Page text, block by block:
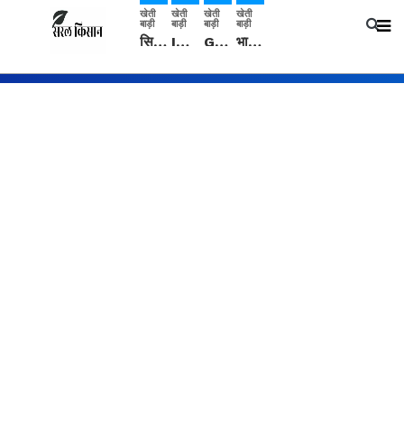
खेती
बाड़ी
सिरसा: कृषि विज्ञान केंद्र की बैठक में फसल बीमा विधि कारण व कृषि उद्यमिता बढ़ावा देने पर चर्चा
खेती
बाड़ी
IMD: राजस्थान में प्री-मानसून की सामान्य से 74% अधिक बारिश, दस्तक में देरी और मानसून कमजोर रहेगा
खेती
बाड़ी
Guar Ka Rate: ग्वार के भाव में हल्की बढ़ोतरी, बढ़ सकता है बुवाई का रकबा
खेती
बाड़ी
भारत में 29 मई से शुरु होगी प्री-मानसून बारिश, ECMWF विदेशी मौसम एजेंसी का पूर्वानुमान